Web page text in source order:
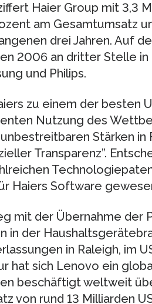
Haier Group mit 3,3
am Gesamtumsatz
drei Jahren. Auf
2006 an dritter Stelle
und Philips.
zu einem der besten
Nutzung des
Stärken in
Transparenz”.
Haiers Software
mit der Übernahme der
in der
in Raleigh, im
hat sich Lenovo ein
beschäftigt weltweit
von rund 13 Milliarden